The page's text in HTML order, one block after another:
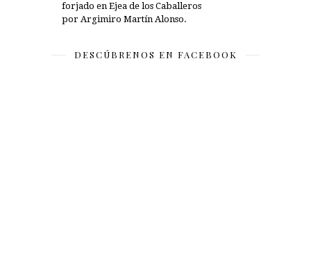
forjado en Ejea de los Caballeros
por Argimiro Martín Alonso.
DESCÚBRENOS EN FACEBOOK